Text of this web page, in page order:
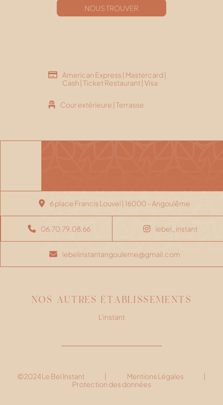
NOUS TROUVER
American Express | Mastercard |
Cash | Ticket Restaurant | Visa
Cour extérieure | Terrasse
6 place Francis Louvel | 16000 - Angoulême
06.70.79.08.66 lebel_instant
lebelinstantangouleme@gmail.com
NOS AUTRES ÉTABLISSEMENTS
L'instant
©2024 Le Bel Instant Mentions Légales
Protection des données